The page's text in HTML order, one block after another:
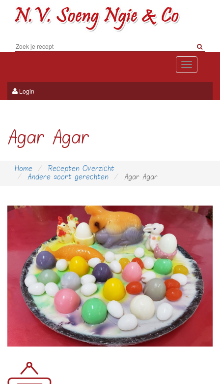
Toggle
navigation
Login
Agar Agar
Home
Recepten Overzicht
Andere soort gerechten
Agar Agar